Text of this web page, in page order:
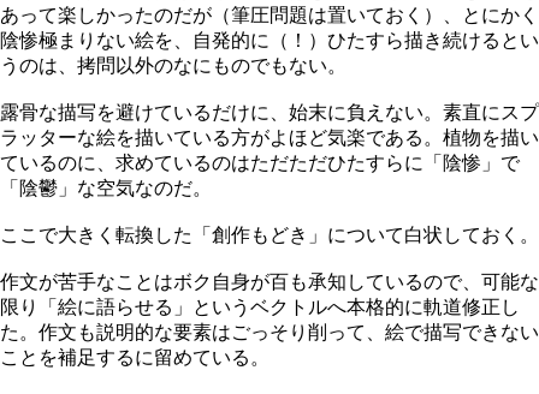
あって楽しかったのだが（筆圧問題は置いておく）、とにかく
陰惨極まりない絵を、自発的に（！）ひたすら描き続けるとい
うのは、拷問以外のなにものでもない。
露骨な描写を避けているだけに、始末に負えない。素直にスプ
ラッターな絵を描いている方がよほど気楽である。植物を描い
ているのに、求めているのはただただひたすらに「陰惨」で
「陰鬱」な空気なのだ。
ここで大きく転換した「創作もどき」について白状しておく。
作文が苦手なことはボク自身が百も承知しているので、可能な
限り「絵に語らせる」というベクトルへ本格的に軌道修正し
た。作文も説明的な要素はごっそり削って、絵で描写できない
ことを補足するに留めている。